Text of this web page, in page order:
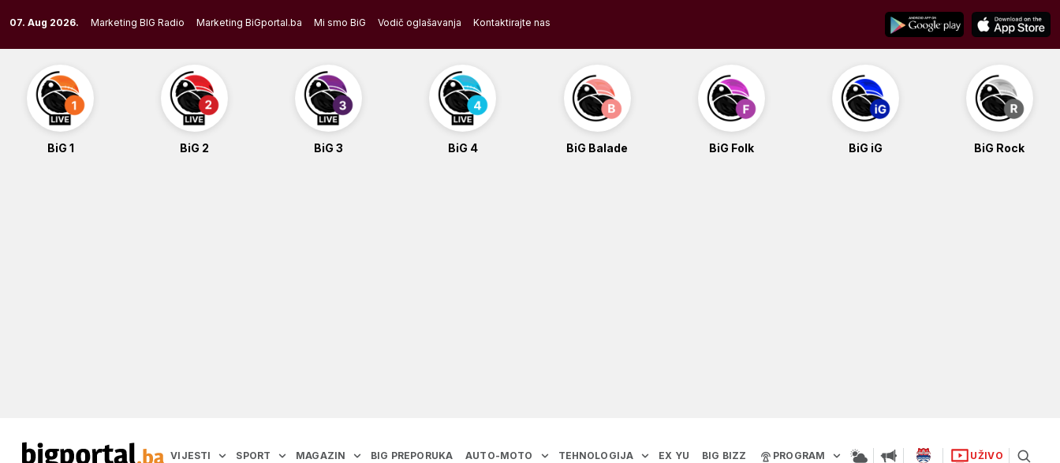
to
content
07. Aug 2026. Marketing BIG Radio Marketing BiGportal.ba Mi smo BiG Vodič oglašavanja Kontaktirajte nas
BiG 1 BiG 2 BiG 3 BiG 4 BiG Balade BiG Folk BiG iG BiG Rock
VIJESTI SPORT MAGAZIN BIG PREPORUKA AUTO-MOTO TEHNOLOGIJA EX YU BIG BIZZ PROGRAM UŽIVO